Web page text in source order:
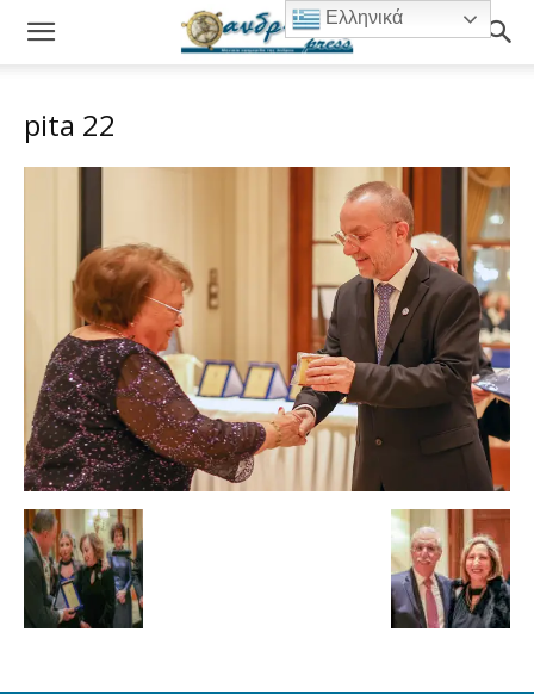
pita 22
Ελληνικά